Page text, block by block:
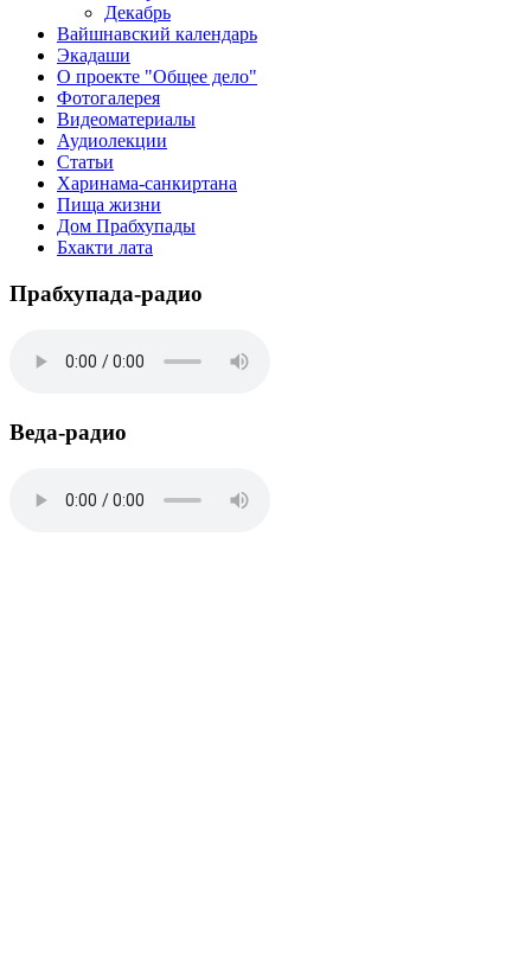
Декабрь
Вайшнавский календарь
Экадаши
О проекте "Общее дело"
Фотогалерея
Видеоматериалы
Аудиолекции
Статьи
Харинама-санкиртана
Пища жизни
Дом Прабхупады
Бхакти лата
Прабхупада-радио
Веда-радио